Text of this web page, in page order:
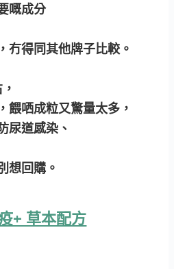
嘅成分
冇得同其他牌子比較。
餵哂成粒又驚量太多，
尿道感染、
想回購。
+ 草本配方